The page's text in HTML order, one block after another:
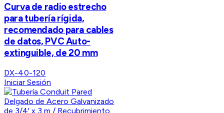
Curva de radio estrecho
para tubería rígida,
recomendado para cables
de datos, PVC Auto-
extinguible, de 20 mm
DX-40-120
Iniciar Sesión